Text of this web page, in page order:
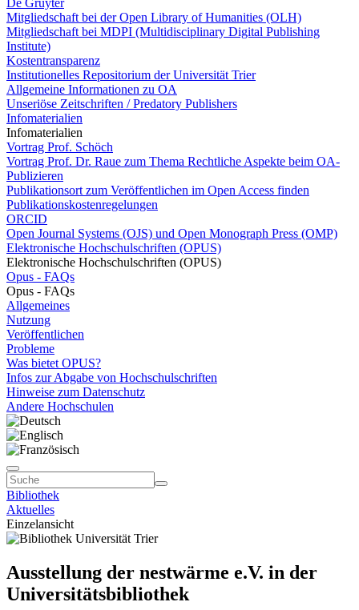
De Gruyter
Mitgliedschaft bei der Open Library of Humanities (OLH)
Mitgliedschaft bei MDPI (Multidisciplinary Digital Publishing
Institute)
Kostentransparenz
Institutionelles Repositorium der Universität Trier
Allgemeine Informationen zu OA
Unseriöse Zeitschriften / Predatory Publishers
Infomaterialien
Infomaterialien
Vortrag Prof. Schöch
Vortrag Prof. Dr. Raue zum Thema Rechtliche Aspekte beim OA-
Publizieren
Publikationsort zum Veröffentlichen im Open Access finden
Publikationskostenregelungen
ORCID
Open Journal Systems (OJS) und Open Monograph Press (OMP)
Elektronische Hochschulschriften (OPUS)
Elektronische Hochschulschriften (OPUS)
Opus - FAQs
Opus - FAQs
Allgemeines
Nutzung
Veröffentlichen
Probleme
Was bietet OPUS?
Infos zur Abgabe von Hochschulschriften
Hinweise zum Datenschutz
Andere Hochschulen
Bibliothek
Aktuelles
Einzelansicht
Ausstellung der nestwärme e.V. in der
Universitätsbibliothek